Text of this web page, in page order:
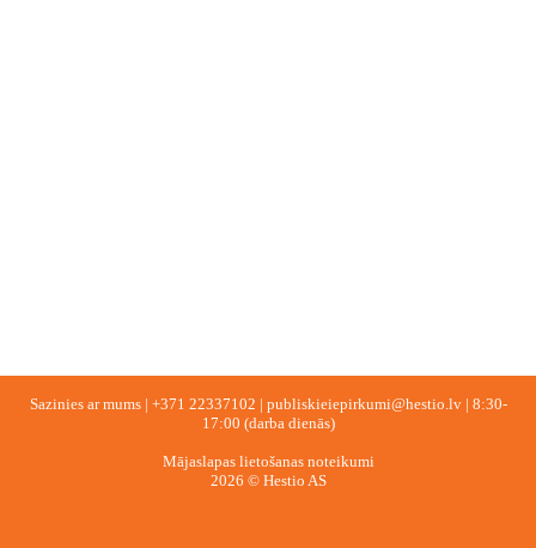
Sazinies ar mums | +371 22337102 | publiskieiepirkumi@hestio.lv| 8:30-
17:00 (darba dienās)
Mājaslapas lietošanas noteikumi
2026 © Hestio AS